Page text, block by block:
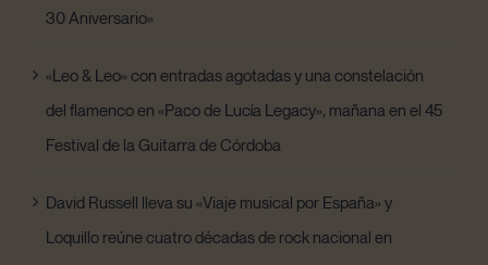
30 Aniversario»
«Leo & Leo» con entradas agotadas y una constelación
del flamenco en «Paco de Lucía Legacy», mañana en el 45
Festival de la Guitarra de Córdoba
David Russell lleva su «Viaje musical por España» y
Loquillo reúne cuatro décadas de rock nacional en